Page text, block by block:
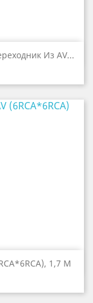
Из AV...
просмотр
1,7 М
просмотр